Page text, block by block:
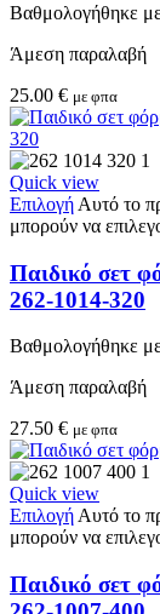
Βαθμολογήθηκε με
Άμεση παραλαβή
25.00 € με φπα
Quick view
Επιλογή Αυτό το
μπορούν να
Παιδικό σετ
262-1014-320
Βαθμολογήθηκε με
Άμεση παραλαβή
27.50 € με φπα
Quick view
Επιλογή Αυτό το
μπορούν να
Παιδικό σετ